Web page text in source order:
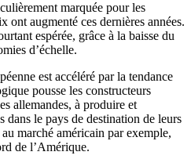
marquée pour les
ont augmenté ces dernières années.
espérée, grâce à la baisse du
d’échelle.
est accéléré par la tendance
pousse les constructeurs
allemandes, à produire et
dans le pays de destination de leurs
marché américain par exemple,
de l’Amérique.